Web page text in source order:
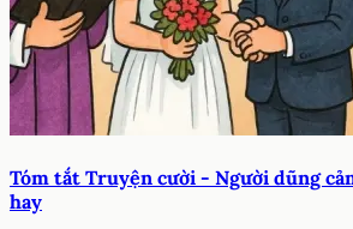
Tóm tắt Truyện cười - Người dũng
hay